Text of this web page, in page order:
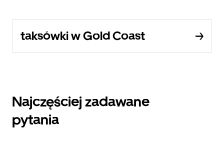
taksówki w Gold Coast
Najczęściej zadawane
pytania